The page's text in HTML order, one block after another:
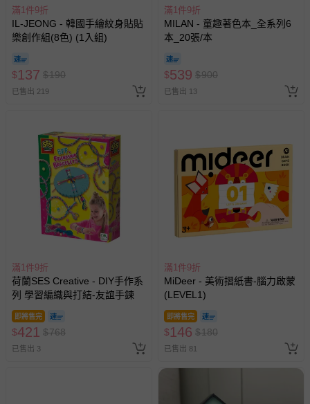
至媽咪愛
LINE@客服ID: @mamilove我們將依序為您處理
與服務，謝謝。
針對滿件折/滿額贈…等活動，如因部份退貨，而該訂單保
留商品未達活動門檻，將以原價計算，活動贈品亦需一併退
回。
豫期範圍：
易於腐敗、保存期限較短或解約時即將逾期（例如生鮮
商品、食品等）。
客製化商品（例如客製生日書、姓名貼等）。
報紙、期刊或雜誌（惟書籍如經拆封、使用，則酌收整
新費用）。
經消費者拆封之影音商品或電腦軟體（例如 DVD、CD
等）。
非以有形媒介提供之數位內容或一經提供即為完成之線
上服務，經消費者事先同意始提供（例如線上課程、遊
戲或活動點數等）。
已拆封之以下類型商品：
-個人衛生用品（例如尿布、貼身衣物、泳裝、襪子、地
滿1件9折
IL-JEONG - 韓國手繪紋身貼貼
樂創作組(8色) (1入組)
$137 $190
已售出 219
滿1件9折
MILAN - 童趣著色本_全系列6
本_20張/本
$539 $900
已售出 13
滿1件9折
荷蘭SES Creative - DIY手作系
列 學習編織與打結-友誼手鍊
即將售完
$421 $768
已售出 3
滿1件9折
MiDeer - 美術摺紙書-腦力啟蒙
(LEVEL1)
即將售完
$146 $180
已售出 81